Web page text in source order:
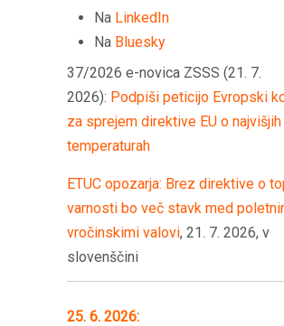
Na LinkedIn
Na Bluesky
37/2026 e-novica ZSSS (21. 7.
2026): Podpiši peticijo Evropski
za sprejem direktive EU o
temperaturah
ETUC opozarja: Brez direktive o
varnosti bo več stavk med
vročinskimi valovi, 21. 7. 2026, v
slovenščini
25. 6. 2026: